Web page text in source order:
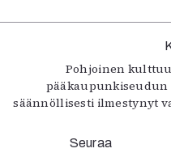
Pohjoinen
säännöllisesti ilmestynyt
Seuraa